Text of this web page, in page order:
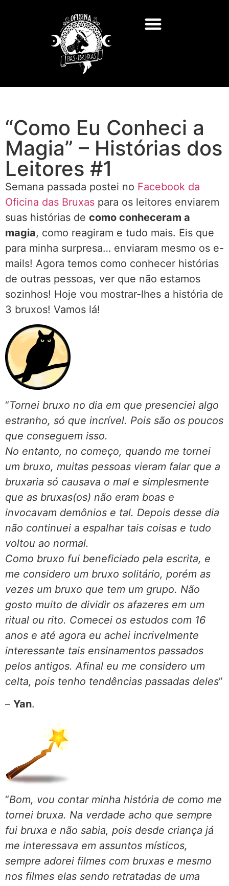
“Como Eu Conheci a
Magia” – Histórias dos
Leitores #1
Semana passada postei no Facebook da
Oficina das Bruxas para os leitores enviarem
suas histórias de como conheceram a
magia, como reagiram e tudo mais. Eis que
para minha surpresa… enviaram mesmo os e-
mails! Agora temos como conhecer histórias
de outras pessoas, ver que não estamos
sozinhos! Hoje vou mostrar-lhes a história de
3 bruxos! Vamos lá!
“Tornei bruxo no dia em que presenciei algo
estranho, só que incrível. Pois são os poucos
que conseguem isso.
No entanto, no começo, quando me tornei
um bruxo, muitas pessoas vieram falar que a
bruxaria só causava o mal e simplesmente
que as bruxas(os) não eram boas e
invocavam demônios e tal. Depois desse dia
não continuei a espalhar tais coisas e tudo
voltou ao normal.
Como bruxo fui beneficiado pela escrita, e
me considero um bruxo solitário, porém as
vezes um bruxo que tem um grupo. Não
gosto muito de dividir os afazeres em um
ritual ou rito. Comecei os estudos com 16
anos e até agora eu achei incrivelmente
interessante tais ensinamentos passados
pelos antigos. Afinal eu me considero um
celta, pois tenho tendências passadas deles”
– Yan.
“Bom, vou contar minha história de como me
tornei bruxa. Na verdade acho que sempre
fui bruxa e não sabia, pois desde criança já
me interessava em assuntos místicos,
sempre adorei filmes com bruxas e mesmo
nos filmes elas sendo retratadas de uma